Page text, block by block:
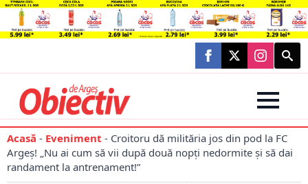
Search
for:
Acasă - Eveniment - Croitoru dă milităria jos din pod la FC
Argeș! „Nu ai cum să vii după două nopți nedormite și să dai
randament la antrenament!”